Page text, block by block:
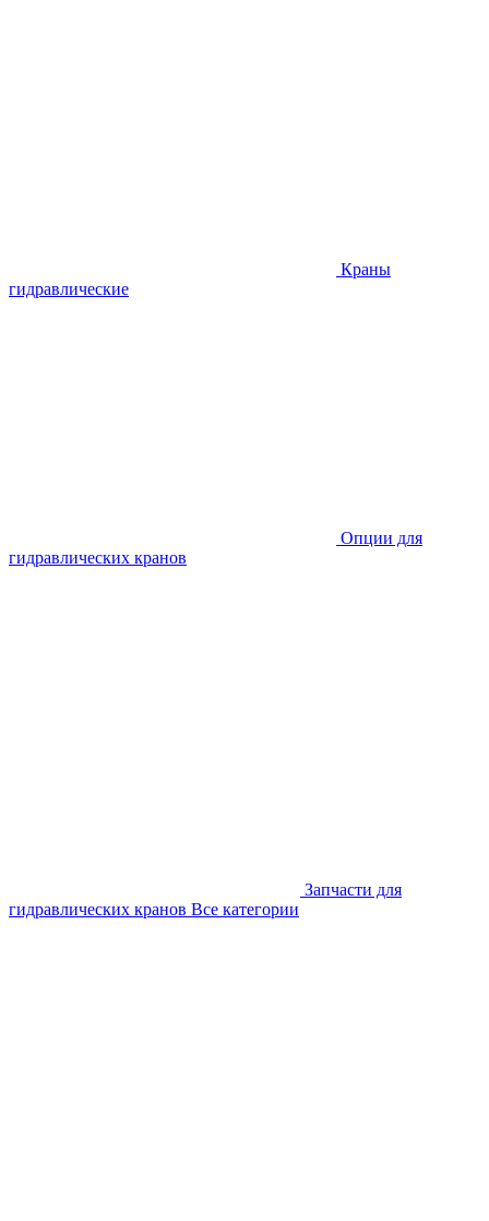
Краны
гидравлические
Опции для
гидравлических кранов
Запчасти для
гидравлических кранов Все категории